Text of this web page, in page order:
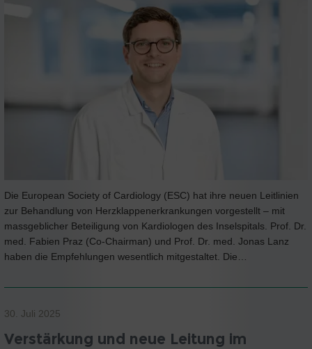
Die European Society of Cardiology (ESC) hat ihre neuen Leitlinien
zur Behandlung von Herzklappenerkrankungen vorgestellt – mit
massgeblicher Beteiligung von Kardiologen des Inselspitals. Prof. Dr.
med. Fabien Praz (Co-Chairman) und Prof. Dr. med. Jonas Lanz
haben die Empfehlungen wesentlich mitgestaltet. Die…
30. Juli 2025
Verstärkung und neue Leitung im